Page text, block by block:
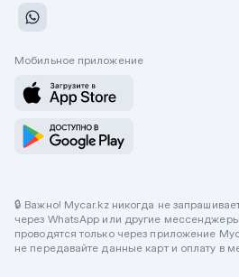
Мобильное приложение
🔒 Важно! Mycar.kz никогда не
через WhatsApp или другие
проводятся только через приложение
не передавайте данные карт и оплату в